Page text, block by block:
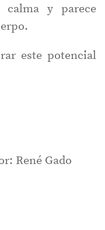
calma y parece
este potencial
René Gado